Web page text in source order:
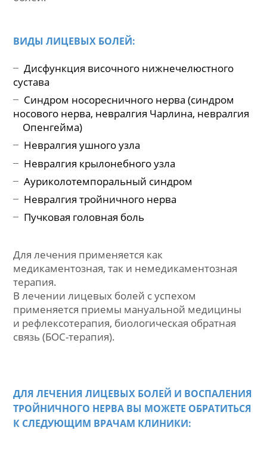
болей.
ВИДЫ ЛИЦЕВЫХ БОЛЕЙ:
Дисфункция височного нижнечелюстного
сустава
Синдром носоресничного нерва (синдром
носового нерва, невралгия Чарлина,
Опенгейма)
Невралгия ушного узла
Невралгия крылонебного узла
Невралгия тройничного нерва
Пучковая головная боль
Для лечения применяется как
медикаментозная, так и немедикаментозная
применяется приемы мануальной
и рефлексотерапия,биологическая обратная
связь(БОС-терапия).